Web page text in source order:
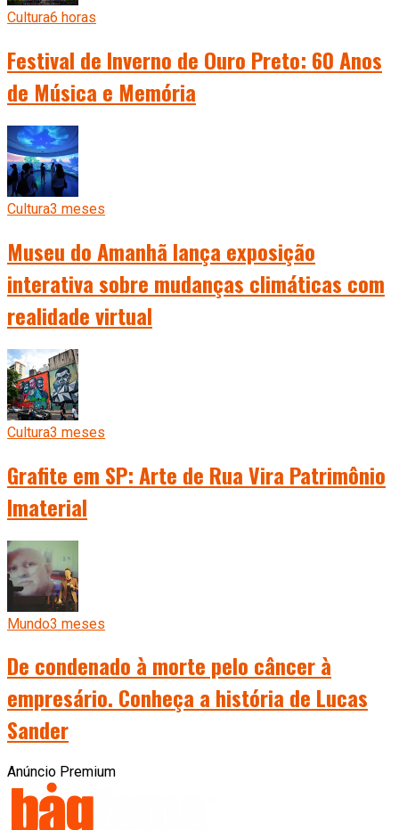
Cultura6 horas
Festival de Inverno de Ouro Preto: 60 Anos
de Música e Memória
Cultura3 meses
Museu do Amanhã lança exposição
interativa sobre mudanças climáticas com
realidade virtual
Cultura3 meses
Grafite em SP: Arte de Rua Vira Patrimônio
Imaterial
Mundo3 meses
De condenado à morte pelo câncer à
empresário. Conheça a história de Lucas
Sander
Anúncio Premium